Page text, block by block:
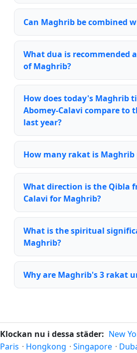
Can Maghrib be combined
What dua is recommended
of Maghrib?
How does today's Maghrib
Abomey-Calavi compare to
last year?
How many rakat is Maghrib
What direction is the Qibla
Calavi for Maghrib?
What is the spiritual
Maghrib?
Why are Maghrib's 3 rakat
Klockan nu i dessa städer: New
Paris · Hongkong · Singapore ·